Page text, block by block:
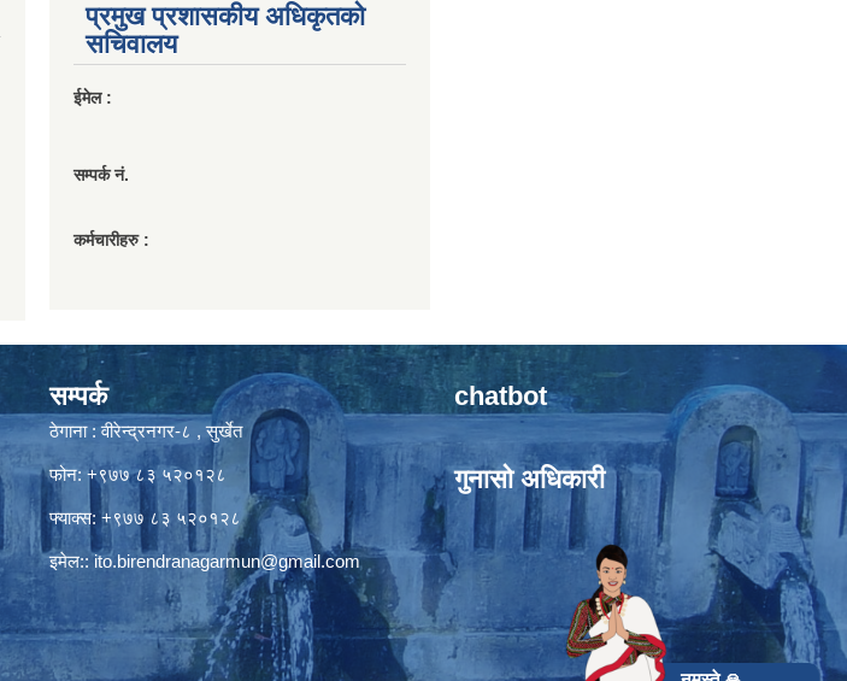
प्रमुख प्रशासकीय अधिकृतको
सचिवालय
ईमेल :
सम्पर्क नं.
कर्मचारीहरु :
सम्पर्क
ठेगाना : वीरेन्द्रनगर-८ , सुर्खेत
फोन: +९७७ ८३ ५२०१२८
फ्याक्स: +९७७ ८३ ५२०१२८
इमेल::ito.birendranagarmun@gmail.com
chatbot
गुनासो अधिकारी